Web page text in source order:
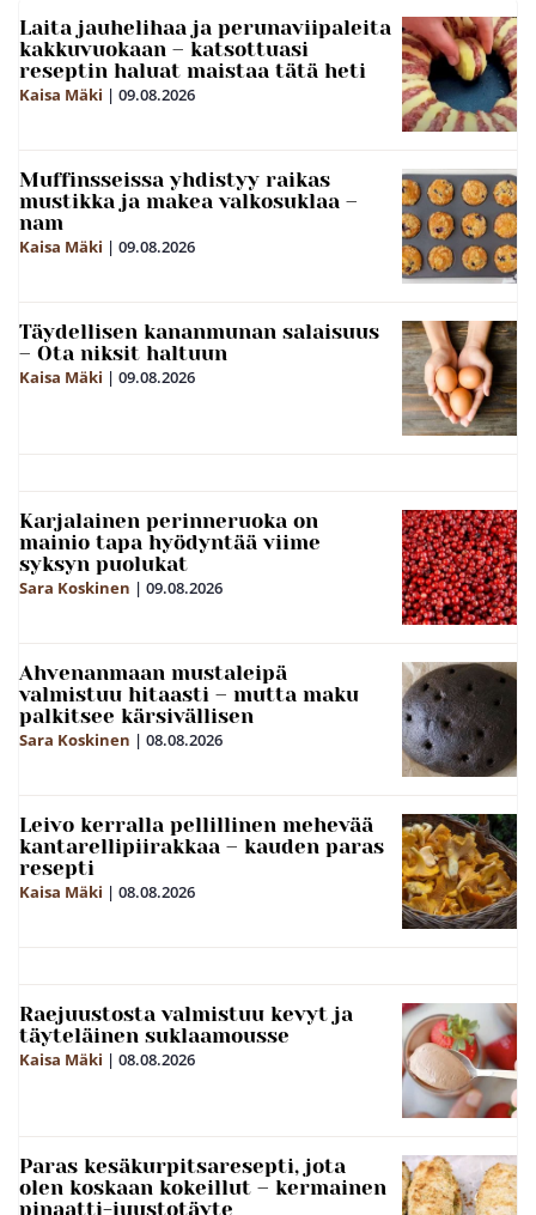
Laita jauhelihaa ja perunaviipaleita
kakkuvuokaan – katsottuasi
reseptin haluat maistaa tätä heti
Kaisa Mäki | 09.08.2026
Muffinsseissa yhdistyy raikas
mustikka ja makea valkosuklaa –
nam
Kaisa Mäki | 09.08.2026
Täydellisen kananmunan salaisuus
– Ota niksit haltuun
Kaisa Mäki | 09.08.2026
Karjalainen perinneruoka on
mainio tapa hyödyntää viime
syksyn puolukat
Sara Koskinen | 09.08.2026
Ahvenanmaan mustaleipä
valmistuu hitaasti – mutta maku
palkitsee kärsivällisen
Sara Koskinen | 08.08.2026
Leivo kerralla pellillinen mehevää
kantarellipiirakkaa – kauden paras
resepti
Kaisa Mäki | 08.08.2026
Raejuustosta valmistuu kevyt ja
täyteläinen suklaamousse
Kaisa Mäki | 08.08.2026
Paras kesäkurpitsaresepti, jota
olen koskaan kokeillut – kermainen
pinaatti-juustotäyte